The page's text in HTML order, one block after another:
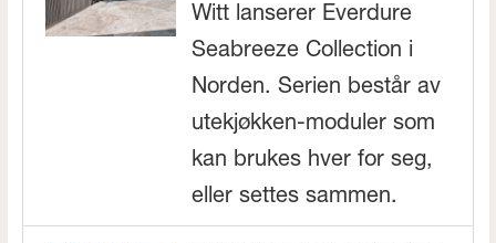
Witt lanserer Everdure
Seabreeze Collection i
Norden. Serien består av
utekjøkken-moduler som
kan brukes hver for seg,
eller settes sammen.